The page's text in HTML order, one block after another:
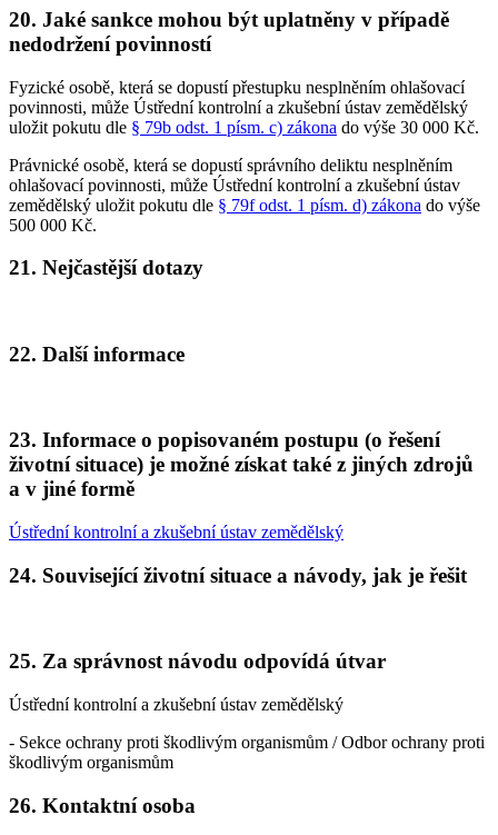
20. Jaké sankce mohou být uplatněny v případě
nedodržení povinností
Fyzické osobě, která se dopustí přestupku nesplněním ohlašovací
povinnosti, může Ústřední kontrolní a zkušební ústav zemědělský
uložit pokutu dle § 79b odst. 1 písm. c) zákona do výše 30 000 Kč.
Právnické osobě, která se dopustí správního deliktu nesplněním
ohlašovací povinnosti, může Ústřední kontrolní a zkušební ústav
zemědělský uložit pokutu dle § 79f odst. 1 písm. d) zákona do výše
500 000 Kč.
21. Nejčastější dotazy
22. Další informace
23. Informace o popisovaném postupu (o řešení
životní situace) je možné získat také z jiných zdrojů
a v jiné formě
Ústřední kontrolní a zkušební ústav zemědělský
24. Související životní situace a návody, jak je řešit
25. Za správnost návodu odpovídá útvar
Ústřední kontrolní a zkušební ústav zemědělský
- Sekce ochrany proti škodlivým organismům / Odbor ochrany proti
škodlivým organismům
26. Kontaktní osoba